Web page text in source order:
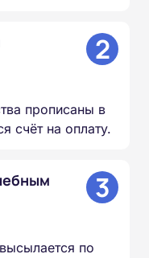
2
прописаны в
счёт на оплату.
3
по